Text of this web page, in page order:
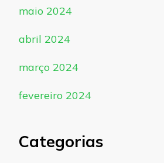
maio 2024
abril 2024
março 2024
fevereiro 2024
Categorias